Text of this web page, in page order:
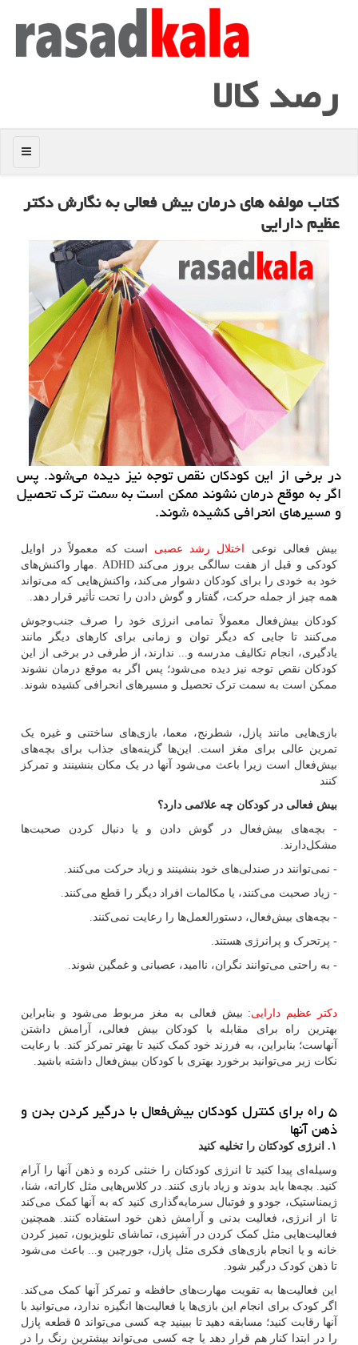
رصد كالا
منو
كتاب مولفه های درمان بیش فعالی به نگارش دكتر
عظیم دارایی
در برخی از این كودكان نقص توجه نیز دیده می‌شود. پس
اگر به‌ موقع درمان نشوند ممكن است به سمت ترك تحصیل
و مسیرهای انحرافی كشیده شوند.
بیش فعالی نوعی اختلال رشد عصبی است که معمولاً در اوایل
کودکی و قبل از هفت‌ سالگی بروز می‌کند. ADHDمهار واکنش‌های
خود به خودی را برای کودکان دشوار می‌کند، واکنش‌هایی که می‌تواند
همه‌ چیز از جمله حرکت، گفتار و گوش دادن را تحت تأثیر قرار دهد.
کودکان بیش‌فعال معمولاً تمامی انرژی خود را صرف جنب‌وجوش
می‌کنند تا جایی که دیگر توان و زمانی برای کارهای دیگر مانند
یادگیری، انجام تکالیف مدرسه و... ندارند، از طرفی در برخی از این
کودکان نقص توجه نیز دیده می‌شود؛ پس اگر به‌ موقع درمان نشوند
ممکن است به سمت ترک تحصیل و مسیرهای انحرافی کشیده شوند.
بازی‌هایی مانند پازل، شطرنج، معما، بازی‌های ساختنی و غیره یک
تمرین عالی برای مغز است. این‌ها گزینه‌های جذاب برای بچه‌های
بیش‌فعال است زیرا باعث می‌شود آنها در یک مکان بنشینند و تمرکز
کنند
بیش فعالی در کودکان چه علائمی دارد؟
- بچه‌های بیش‌فعال در گوش دادن و یا دنبال کردن صحبت‌ها
مشکل‌دارند.
- نمی‌توانند در صندلی‌های خود بنشینند و زیاد حرکت می‌کنند.
- زیاد صحبت می‌کنند، یا مکالمات افراد دیگر را قطع می‌کنند.
- بچه‌های بیش‌فعال، دستورالعمل‌ها را رعایت نمی‌کنند.
- پرتحرک و پرانرژی هستند.
- به‌ راحتی می‌توانند نگران، ناامید، عصبانی و غمگین شوند.
دکتر عظیم دارایی: بیش فعالی به مغز مربوط می‌شود و بنابراین
بهترین راه برای مقابله با کودکان بیش فعالی، آرامش داشتن
آنهاست؛ بنابراین، به فرزند خود کمک کنید تا بهتر تمرکز کند. با رعایت
نکات زیر می‌توانید برخورد بهتری با کودکان بیش‌فعال داشته باشید.
۵ راه برای کنترل کودکان بیش‌فعال با درگیر کردن بدن و
ذهن آنها
۱. انرژی کودکتان را تخلیه کنید
وسیله‌ای پیدا کنید تا انرژی کودکتان را خنثی کرده و ذهن آنها را آرام
کنید. بچه‌ها باید بدوند و زیاد بازی کنند. در کلاس‌هایی مثل کاراته، شنا،
ژیمناستیک، جودو و فوتبال سرمایه‌گذاری کنید که به آنها کمک می‌کند
تا از انرژی، فعالیت بدنی و آرامش ذهن خود استفاده کنند. همچنین
فعالیت‌هایی مثل کمک کردن در آشپزی، تماشای تلویزیون، تمیز کردن
خانه و یا انجام بازی‌های فکری مثل پازل، جورچین و... باعث می‌شود
تا ذهن کودک درگیر شود.
این فعالیت‌ها به تقویت مهارت‌های حافظه و تمرکز آنها کمک می‌کند.
اگر کودک برای انجام این بازی‌ها یا فعالیت‌ها انگیزه ندارد، می‌توانید با
آنها رقابت کنید؛ مسابقه دهید تا ببینید چه کسی می‌تواند ۵ قطعه پازل
را در ابتدا کنار هم قرار دهد یا چه کسی می‌تواند بیشترین رنگ را در